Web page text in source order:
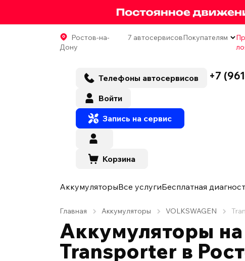
Ростов-на-
Дону
7 автосервисовПокупателям
Телефоны автосервисов +7
Войти
Запись на сервис
Корзина
АккумуляторыВсе услугиБесплатная
Главная Аккумуляторы VOLKSWAGEN
Аккумуляторы на
Transporter в